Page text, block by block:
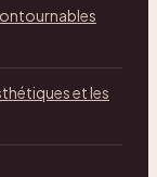
et les